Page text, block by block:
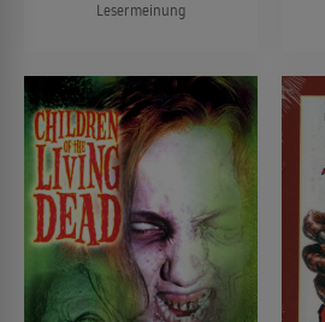
Lesermeinung